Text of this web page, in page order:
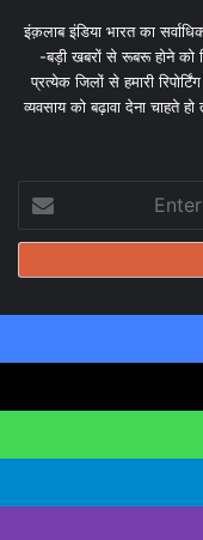
इंक़लाब इंडिया भारत का
-बड़ी खबरों से रूबरू होने
प्रत्येक जिलों से हमारी
व्यवसाय को बढ़ावा देना चाहते
your
Email
© Copyright 2026, All
Facebook
X
WhatsApp
Telegram